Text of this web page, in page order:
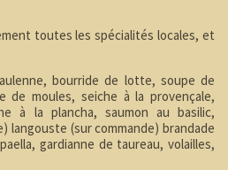
toutes les spécialités locales, et
bourride de lotte, soupe de
de moules, seiche à la provençale,
à la plancha, saumon au basilic,
langouste (sur commande) brandade
gardianne de taureau, volailles,